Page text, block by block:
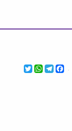
Twitter
WhatsApp
Telegram
Facebook